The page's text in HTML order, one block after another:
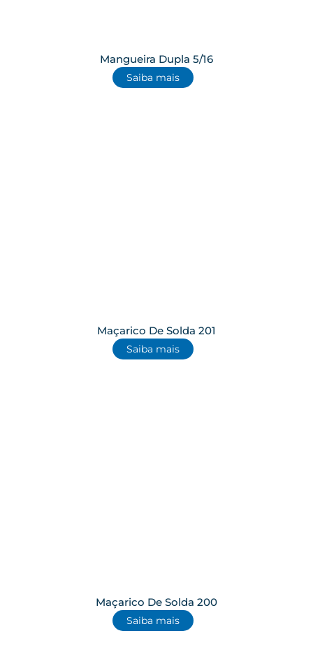
Mangueira Dupla 5/16
Saiba mais
Maçarico De Solda 201
Saiba mais
Maçarico De Solda 200
Saiba mais